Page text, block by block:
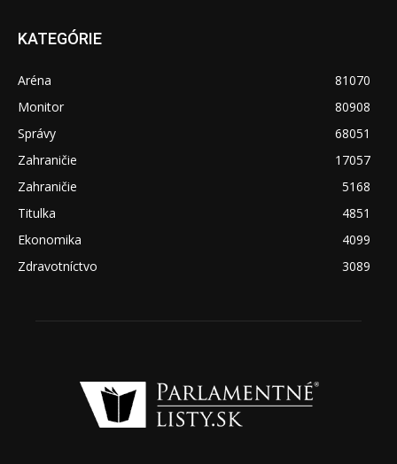
KATEGÓRIE
Aréna
81070
Monitor
80908
Správy
68051
Zahraničie
17057
Zahraničie
5168
Titulka
4851
Ekonomika
4099
Zdravotníctvo
3089